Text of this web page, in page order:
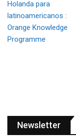
Newsletter